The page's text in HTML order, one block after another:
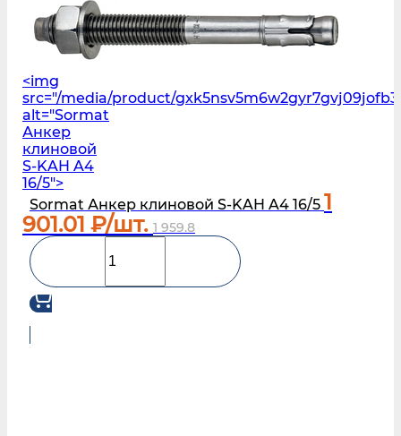
<img
src="/media/product/
alt="Sormat
Анкер
клиновой
S‑KAH A4
16/5">
Sormat Анкер клиновой S‑KAH A4 16/5 1
901.01 ₽/шт. 1 959.8